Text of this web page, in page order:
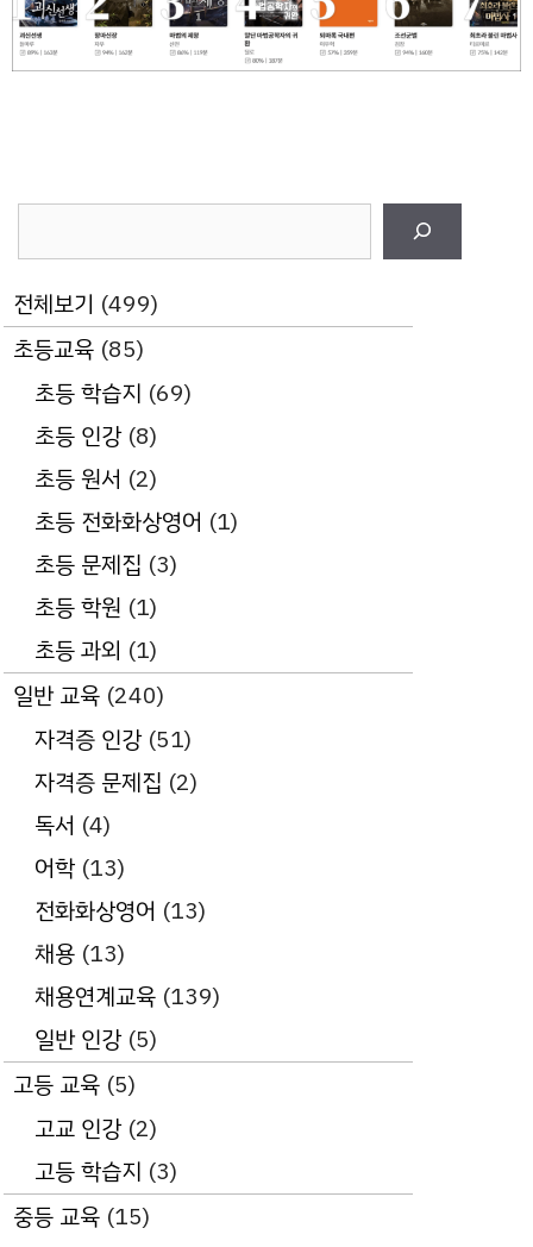
전체보기 (499)
초등교육 (85)
초등 학습지 (69)
초등 인강(8)
초등 원서 (2)
초등 전화화상영어 (1)
초등 문제집 (3)
초등 학원 (1)
초등 과외 (1)
일반 교육 (240)
자격증 인강(51)
자격증 문제집 (2)
독서 (4)
어학 (13)
전화화상영어 (13)
채용 (13)
채용연계교육 (139)
일반 인강(5)
고등 교육 (5)
고교 인강(2)
고등 학습지 (3)
중등 교육 (15)